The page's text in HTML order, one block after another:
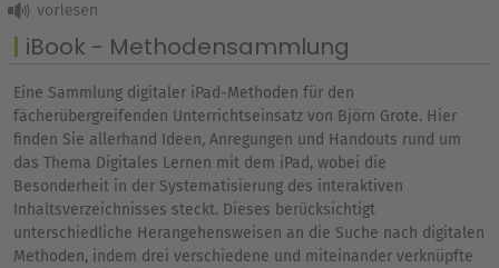
iBook - Methodensammlung
Eine Sammlung digitaler iPad-Methoden für den
fächerübergreifenden Unterrichtseinsatz von Björn Grote. Hier
finden Sie allerhand Ideen, Anregungen und Handouts rund um
das Thema Digitales Lernen mit dem iPad, wobei die
Besonderheit in der Systematisierung des interaktiven
Inhaltsverzeichnisses steckt. Dieses berücksichtigt
unterschiedliche Herangehensweisen an die Suche nach digitalen
Methoden, indem drei verschiedene und miteinander verknüpfte